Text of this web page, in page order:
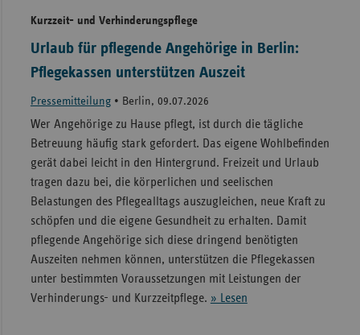
Kurzzeit- und Verhinderungspflege
Urlaub für pflegende Angehörige in Berlin:
Pflegekassen unterstützen Auszeit
Pressemitteilung• Berlin, 09.07.2026
Wer Angehörige zu Hause pflegt, ist durch die tägliche
Betreuung häufig stark gefordert. Das eigene Wohlbefinden
gerät dabei leicht in den Hintergrund. Freizeit und Urlaub
tragen dazu bei, die körperlichen und seelischen
Belastungen des Pflegealltags auszugleichen, neue Kraft zu
schöpfen und die eigene Gesundheit zu erhalten. Damit
pflegende Angehörige sich diese dringend benötigten
Auszeiten nehmen können, unterstützen die Pflegekassen
unter bestimmten Voraussetzungen mit Leistungen der
Verhinderungs- und Kurzzeitpflege. » Lesen